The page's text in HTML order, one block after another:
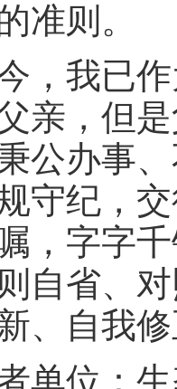
准则。
我已作
亲，但
公办事
守纪，
，字字
自省、
、自我
位：生